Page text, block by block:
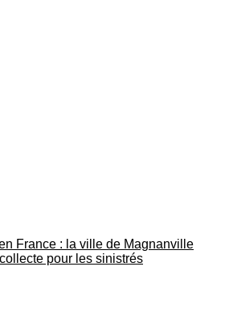
France : la ville de Magnanville
pour les sinistrés